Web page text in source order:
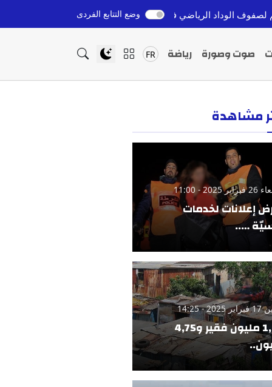
في صفقة تمتد لثلاثة مواسم قبل 12 ساعة غانا تحجز بطاقة التأهلوضع التتابع الفردى
صوت وصورة رياضة FR
مشاهدة
2025 - 11:00
إعلانات لخدمات
…..
- 14:25
1,42 مليون فقير و4,75